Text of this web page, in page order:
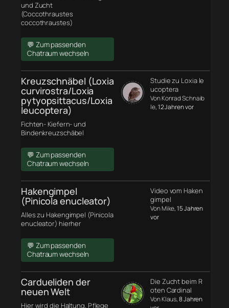
und Zucht
(Coccothraustes
coccothraustes)
💬 Zum passenden
Chatraum wechseln
Kreuzschnäbel (Loxia
curvirostra/Loxia
pytyopsittacus/Loxia
leucoptera)
Fichten- Kiefern- und
Bindenkreuzschäbel
💬 Zum passenden
Chatraum wechseln
Studie zu Loxia le
ucoptera
Von Konrad Schnaib
le, 12 Jahren vor
Hakengimpel
(Pinicola enucleator)
Alles zu Hakengimpel (Pinicola
enucleator) hierher
💬 Zum passenden
Chatraum wechseln
Video vom Haken
gimpel
Von Mike, 15 Jahren
vor
Cardueliden der
neuen Welt
Hier wird die Haltung, Pflege
Die Zucht beim R
oten Cardinal
Von Klaus, 8 Jahren